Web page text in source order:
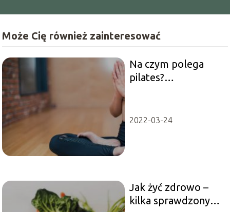
Może Cię również zainteresować
Na czym polega
pilates?
pilates
2022-03-24
Jak żyć zdrowo –
kilka sprawdzonych